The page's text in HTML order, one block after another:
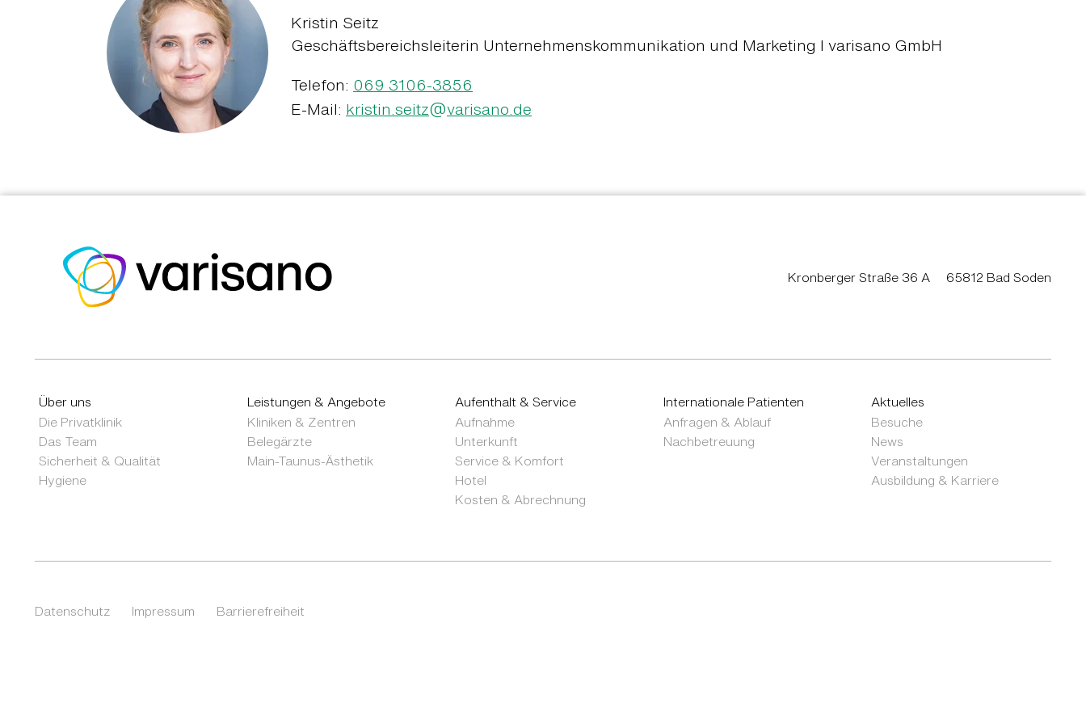
Kristin Seitz
Geschäftsbereichsleiterin Unternehmenskommunikation und Marketing I varisano GmbH
Telefon: 069 3106-3856
E-Mail: kristin.seitz@varisano.de
Kronberger Straße 36 A 65812 Bad Soden
Über uns
Die Privatklinik
Das Team
Sicherheit & Qualität
Hygiene
Leistungen & Angebote
Kliniken & Zentren
Belegärzte
Main-Taunus-Ästhetik
Aufenthalt & Service
Aufnahme
Unterkunft
Service & Komfort
Hotel
Kosten & Abrechnung
Internationale Patienten
Anfragen & Ablauf
Nachbetreuung
Aktuelles
Besuche
News
Veranstaltungen
Ausbildung & Karriere
Datenschutz Impressum Barrierefreiheit